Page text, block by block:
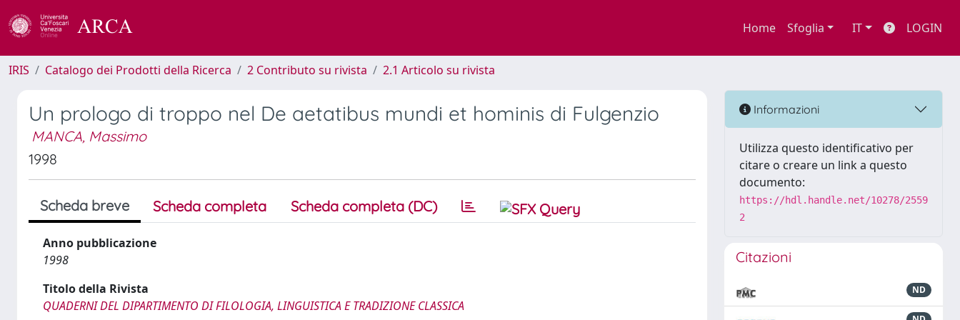
Home Sfoglia IT LOGIN
IRIS Catalogo dei Prodotti della Ricerca 2 Contributo su rivista 2.1 Articolo su rivista
Un prologo di troppo nel De aetatibus mundi et hominis di Fulgenzio
MANCA, Massimo
1998
Scheda breve Scheda completa Scheda completa (DC)
Anno pubblicazione
1998
Titolo della Rivista
QUADERNI DEL DIPARTIMENTO DI FILOLOGIA, LINGUISTICA E TRADIZIONE CLASSICA
Informazioni
Utilizza questo identificativo per
citare o creare un link a questo
documento:
https://hdl.handle.net/10278/2559
2
Citazioni
ND